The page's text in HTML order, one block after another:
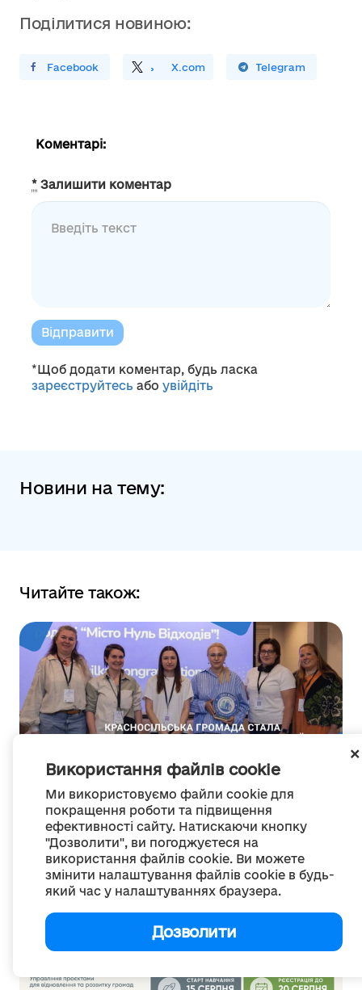
Використання файлів cookie
Ми використовуємо файли cookie для
покращення роботи та підвищення
ефективності сайту. Натискаючи кнопку
"Дозволити", ви погоджуєтеся на
використання файлів cookie. Ви можете
змінити налаштування файлів cookie в будь-
який час у налаштуваннях браузера.
Дозволити
Поділитися новиною:
У FacebookПоділитись X.com
Поширити У Telegram
Коментарі:
* Залишити коментар
Відправити
*Щоб додати коментар, будь ласка
зареєструйтесь або увійдіть
Новини на тему:
Читайте також:
управління відходами
Красносільська громада стала першою
сільською громадою України - кандидаткою
програми «Місто Нуль...
07 серпня 2026